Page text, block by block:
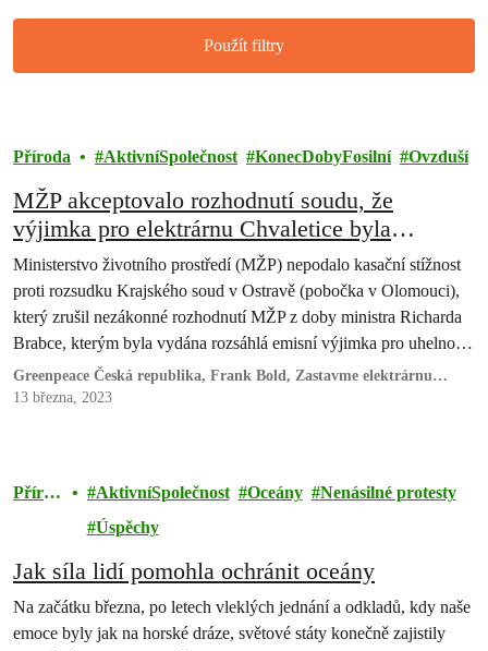
Použít filtry
Příroda AktivníSpolečnost KonecDobyFosilní Ovzduší
MŽP akceptovalo rozhodnutí soudu, že
výjimka pro elektrárnu Chvaletice byla
nezákonná. Nyní musí o výjimce rozhodnout
samo
Ministerstvo životního prostředí (MŽP) nepodalo kasační stížnost
proti rozsudku Krajského soud v Ostravě (pobočka v Olomouci),
který zrušil nezákonné rozhodnutí MŽP z doby ministra Richarda
Brabce, kterým byla vydána rozsáhlá emisní výjimka pro uhelnou
elektrárnu Chvaletice.
Greenpeace Česká republika, Frank Bold, Zastavme elektrárnu
Chvaletice, Zelená pro Pardubicko a Hnutí DUHA
13 března, 2023
Přírod
AktivníSpolečnost Oceány
Nenásilné protesty
Úspěchy
Jak síla lidí pomohla ochránit oceány
Na začátku března, po letech vleklých jednání a odkladů, kdy naše
emoce byly jak na horské dráze, světové státy konečně zajistily